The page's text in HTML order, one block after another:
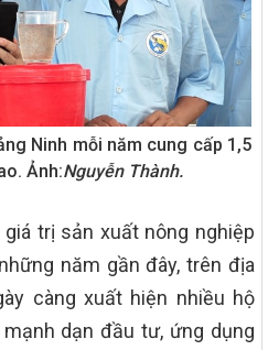
Ninh mỗi năm cung cấp 1,5
Ảnh:Nguyễn Thành.
trị sản xuất nông nghiệp
năm gần đây, trên địa
càng xuất hiện nhiều hộ
mạnh dạn đầu tư, ứng dụng